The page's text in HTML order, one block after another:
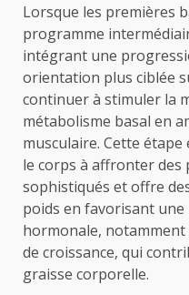
Lorsque les premières
programme
intégrant une
orientation plus ciblée
continuer à stimuler la
métabolisme basal en
musculaire. Cette
le corps à affronter des
sophistiqués et offre
poids en favorisant
hormonale,
de croissance, qui
graisse corporelle.